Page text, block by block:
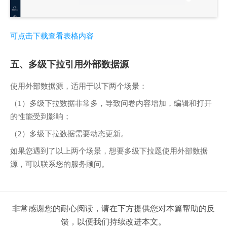
可点击下载查看表格内容
五、多级下拉引用外部数据源
使用外部数据源，适用于以下两个场景：
（1）多级下拉数据非常多，导致问卷内容增加，编辑和打开
的性能受到影响；
（2）多级下拉数据需要动态更新。
如果您遇到了以上两个场景，想要多级下拉题使用外部数据
源，可以联系您的服务顾问。
非常感谢您的耐心阅读，请在下方提供您对本篇帮助的反
馈，以便我们持续改进本文。